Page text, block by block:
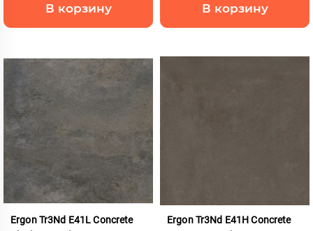
В корзину В корзину
Ergon Tr3Nd E41L Concrete
Ergon Tr3Nd E41H Concrete